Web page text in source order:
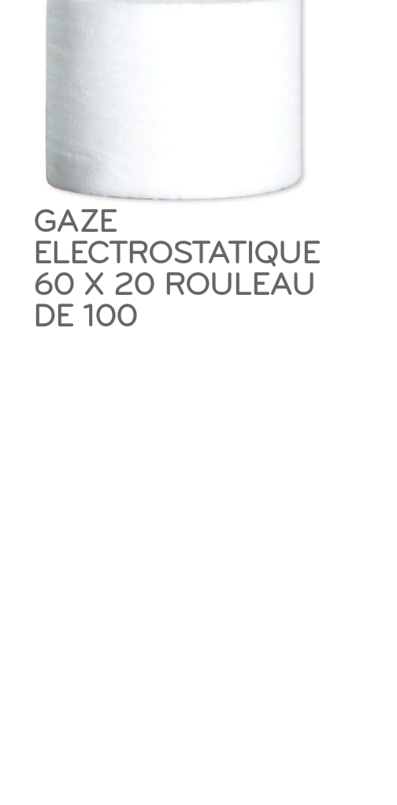
GAZE
ELECTROSTATIQUE
60 X 20 ROULEAU
DE 100